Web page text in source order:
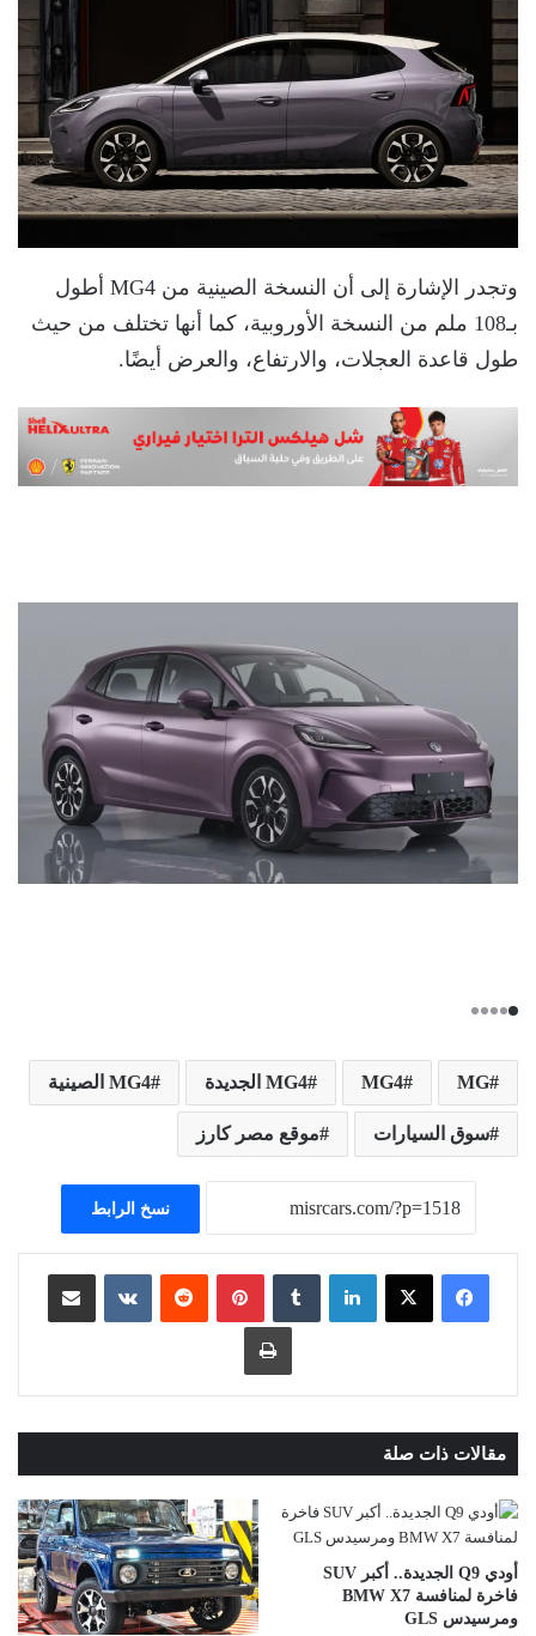
وتجدر الإشارة إلى أن النسخة الصينية من MG4 أطول
بـ108 ملم من النسخة الأوروبية، كما أنها تختلف من حيث
طول قاعدة العجلات، والارتفاع، والعرض أيضًا.
MG
MG4 MG4 الجديدة MG4 الصينية
سوق السيارات موقع مصر كارز
نسخ الرابط
لينكدإن ‏Tumblr بينتيريست
‏Reddit
‏VKontakte مشاركة عبر البريد
طباعة
مقالات ذات صلة
أودي Q9 الجديدة.. أكبر SUV
فاخرة لمنافسة BMW X7
ومرسيدس GLS